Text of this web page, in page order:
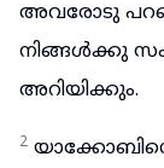
അവരോടു
നിങ്ങൾക്കു
അറിയിക്കും.
2